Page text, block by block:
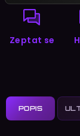
Zeptat se
POPIS